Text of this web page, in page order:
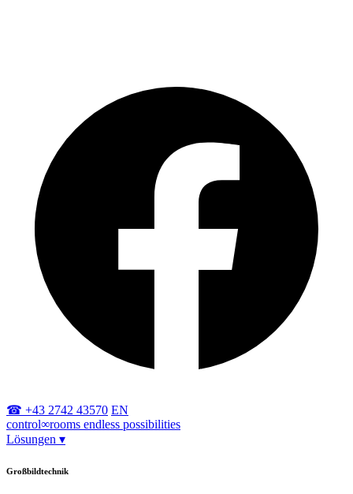
☎ +43 2742 43570 EN
control∞rooms endless possibilities
Lösungen ▾
Großbildtechnik